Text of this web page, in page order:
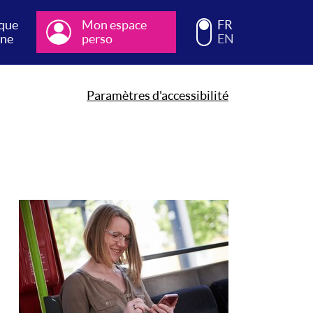
Mon espace
perso
Choisissez la langue
FR
EN
Paramètres d'accessibilité